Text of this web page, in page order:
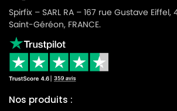
Spirfix – SARL RA – 167 rue Gustave
Saint-Géréon, FRANCE.
Nos produits :